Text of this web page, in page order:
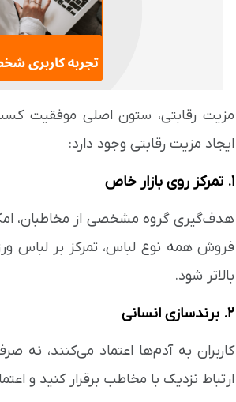
مزیت رقابتی، ستون اصلی موفقیت
ایجاد مزیت رقابتی وجود دارد:
۱. تمرکز روی بازار خاص
هدف‌گیری گروه مشخصی از مخاطبان،
فروش همه نوع لباس، تمرکز بر لباس
بالاتر شود.
۲. برندسازی انسانی
کاربران به آدم‌ها اعتماد می‌کنند، نه
ارتباط نزدیک با مخاطب برقرار کنید و